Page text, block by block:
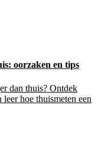
oorzaken en tips
dan thuis? Ontdek
hoe thuismeten een